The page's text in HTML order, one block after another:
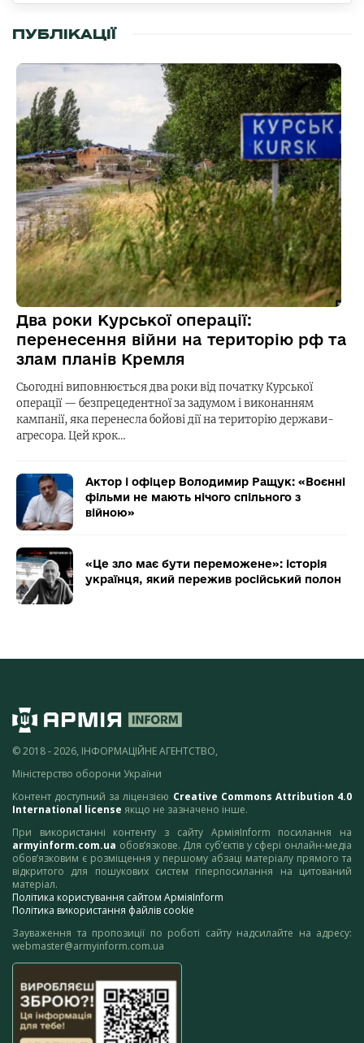
ПУБЛІКАЦІЇ
Два роки Курської операції:
перенесення війни на територію рф та
злам планів Кремля
Сьогодні виповнюється два роки від початку Курської
операції — безпрецедентної за задумом і виконанням
кампанії, яка перенесла бойові дії на територію держави-
агресора. Цей крок…
Актор і офіцер Володимир Ращук: «Воєнні
фільми не мають нічого спільного з
війною»
«Це зло має бути переможене»: історія
українця, який пережив російський полон
© 2018 - 2026, ІНФОРМАЦІЙНЕ АГЕНТСТВО,
Міністерство оборони України
Контент доступний за ліцензією Creative Commons Attribution 4.0
International license якщо не зазначено інше.
При використанні контенту з сайту АрміяInform посилання на
armyinform.com.ua обов’язкове. Для суб’єктів у сфері онлайн-медіа
обов’язковим є розміщення у першому абзаці матеріалу прямого та
відкритого для пошукових систем гіперпосилання на цитований
матеріал.
Політика користування сайтом АрміяInform
Політика використання файлів cookie
Зауваження та пропозиції по роботі сайту надсилайте на адресу:
webmaster@armyinform.com.ua